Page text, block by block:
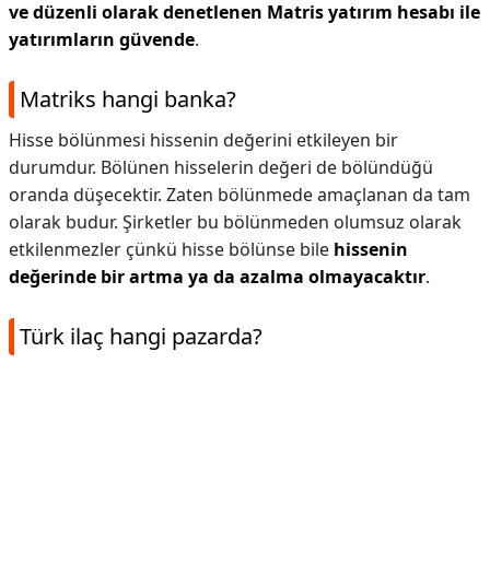
ve düzenli olarak denetlenen Matris yatırım hesabı ile
yatırımların güvende.
Matriks hangi banka?
Hisse bölünmesi hissenin değerini etkileyen bir
durumdur. Bölünen hisselerin değeri de bölündüğü
oranda düşecektir. Zaten bölünmede amaçlanan da tam
olarak budur. Şirketler bu bölünmeden olumsuz olarak
etkilenmezler çünkü hisse bölünse bile hissenin
değerinde bir artma ya da azalma olmayacaktır.
Türk ilaç hangi pazarda?